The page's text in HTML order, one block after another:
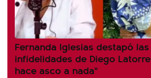
Fernanda Iglesias destapó las
infidelidades de Diego
hace asco a nada"